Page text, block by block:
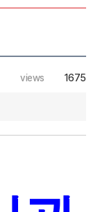
views 1675